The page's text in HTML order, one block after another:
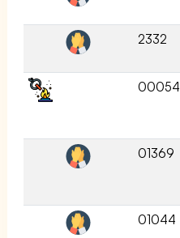
2332
00054
01369
01044